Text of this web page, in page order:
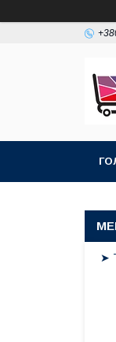
➤